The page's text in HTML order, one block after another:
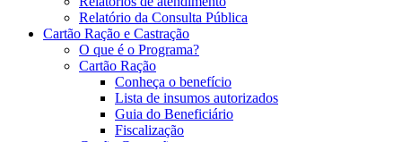
Relatório da Consulta Pública
Cartão Ração e Castração
O que é o Programa?
Cartão Ração
Conheça o benefício
Lista de insumos autorizados
Guia do Beneficiário
Fiscalização